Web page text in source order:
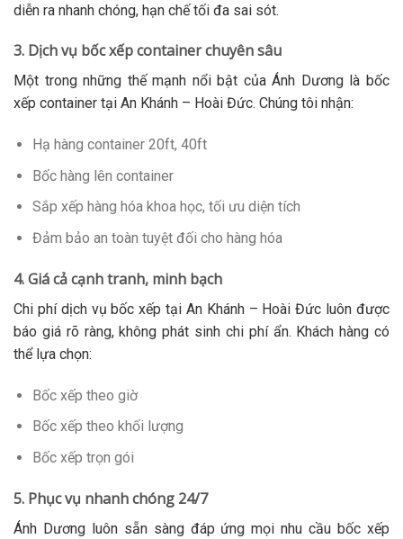
diễn ra nhanh chóng, hạn chế tối đa sai sót.
3. Dịch vụ bốc xếp container chuyên sâu
Một trong những thế mạnh nổi bật của Ánh Dương là bốc
xếp container tại An Khánh – Hoài Đức. Chúng tôi nhận:
Hạ hàng container 20ft, 40ft
Bốc hàng lên container
Sắp xếp hàng hóa khoa học, tối ưu diện tích
Đảm bảo an toàn tuyệt đối cho hàng hóa
4. Giá cả cạnh tranh, minh bạch
Chi phí dịch vụ bốc xếp tại An Khánh – Hoài Đức luôn được
báo giá rõ ràng, không phát sinh chi phí ẩn. Khách hàng có
thể lựa chọn:
Bốc xếp theo giờ
Bốc xếp theo khối lượng
Bốc xếp trọn gói
5. Phục vụ nhanh chóng 24/7
Ánh Dương luôn sẵn sàng đáp ứng mọi nhu cầu bốc xếp